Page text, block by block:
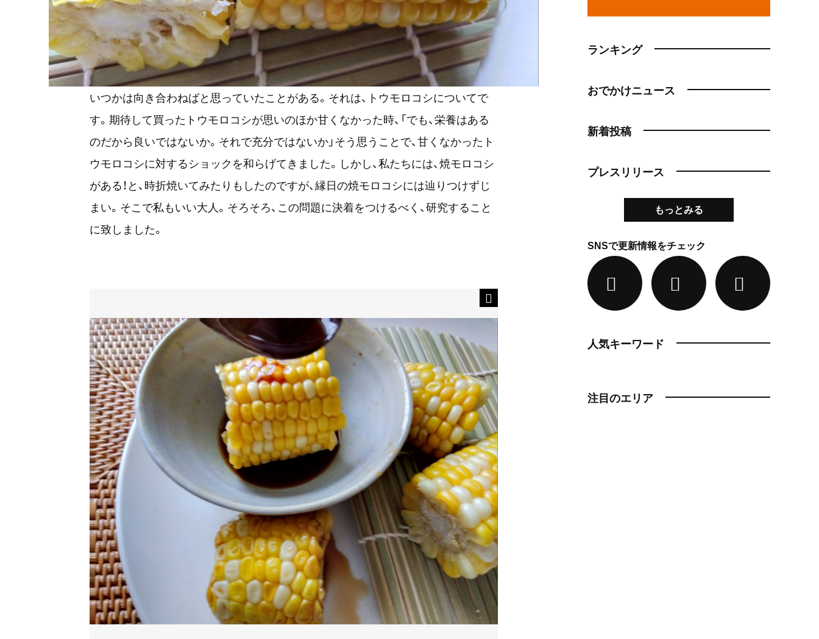
いつかは向き合わねばと思っていたことがある。それは、トウモロコシについてで
す。期待して買ったトウモロコシが思いのほか甘くなかった時、「でも、栄養はある
のだから良いではないか。それで充分ではないか」そう思うことで、甘くなかったト
ウモロコシに対するショックを和らげてきました。しかし、私たちには、焼モロコシ
がある！と、時折焼いてみたりもしたのですが、縁日の焼モロコシには辿りつけずじ
まい。そこで私もいい大人。そろそろ、この問題に決着をつけるべく、研究すること
に致しました。
ランキング
おでかけニュース
新着投稿
プレスリリース
もっとみる
SNSで更新情報をチェック
人気キーワード
注目のエリア